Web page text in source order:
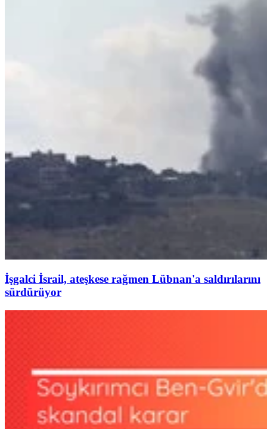
İşgalci İsrail, ateşkese rağmen Lübnan'a saldırılarını
sürdürüyor